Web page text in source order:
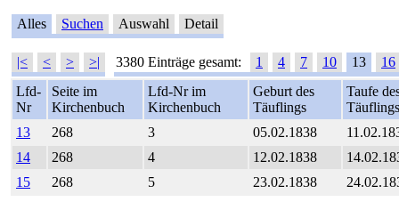
Alles Suchen Auswahl Detail
|< < > >| 3380 Einträge gesamt: 1 4 7 10 13
16
Lfd-
Nr
Seite im
Kirchenbuch
Lfd-Nr im
Kirchenbuch
Geburt des
Täuflings
Taufe
Täuflings
13
268 3 05.02.1838
14
268 4 12.02.1838
15
268 5 23.02.1838